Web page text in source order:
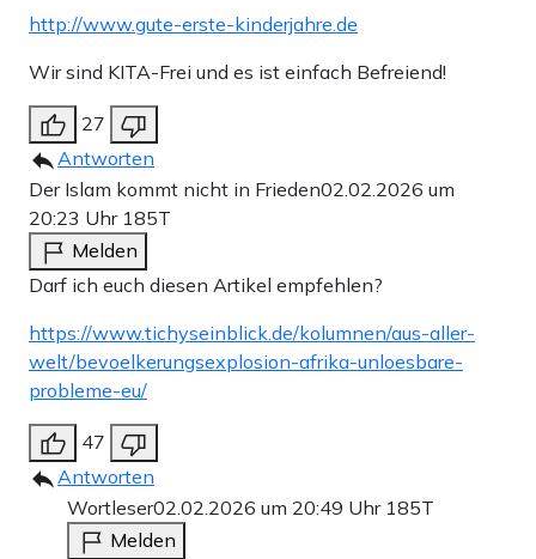
http://www.gute-erste-kinderjahre.de
Wir sind KITA-Frei und es ist einfach Befreiend!
27
Antworten
Der Islam kommt nicht in Frieden02.02.2026 um
20:23 Uhr 185T
Melden
Darf ich euch diesen Artikel empfehlen?
https://www.tichyseinblick.de/kolumnen/aus-aller-
welt/bevoelkerungsexplosion-afrika-unloesbare-
probleme-eu/
47
Antworten
Wortleser02.02.2026 um 20:49 Uhr 185T
Melden